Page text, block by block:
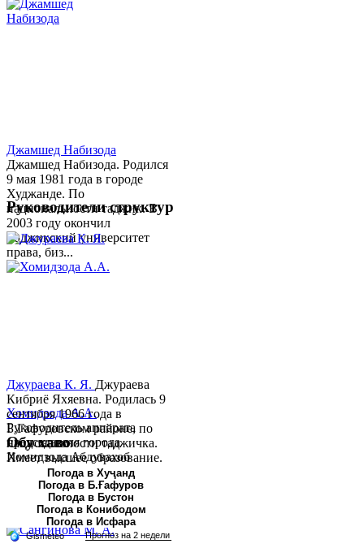
Джамшед Набизода
Джамшед Набизода. Родился
9 мая 1981 года в городе
Худжанде. По
национальности таджик. В
2003 году окончил
Таджикский университет
права, биз...
Хомидзода А.А.
Руководитель аппарата
председателя города
Хомидзода Абдувахоб
Абдумаджид родился 8
июня 1978 года в городе
Худжанде. По
национальности...
Руководители структур
Джураева К. Я. Джураева
Кибриё Яхяевна. Родилась 9
сентября 1966 года в
Б.Гафуровском районе, по
национальности таджичка.
Имеет высшее образование.
В 1997 ...
Обу хаво
Погода в Хуҷанд
Погода в Б.Ғафуров
Погода в Бустон
Погода в Конибодом
Погода в Исфара